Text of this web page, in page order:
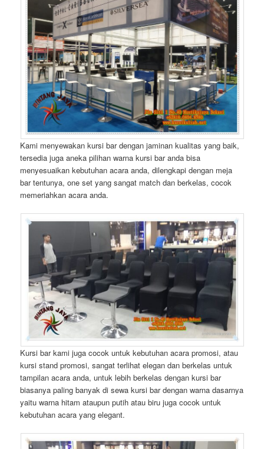
Kami menyewakan kursi bar dengan jaminan kualitas yang baik,
tersedia juga aneka pilihan warna kursi bar anda bisa
menyesuaikan kebutuhan acara anda, dilengkapi dengan meja
bar tentunya, one set yang sangat match dan berkelas, cocok
memeriahkan acara anda.
Kursi bar kami juga cocok untuk kebutuhan acara promosi, atau
kursi stand promosi, sangat terlihat elegan dan berkelas untuk
tampilan acara anda, untuk lebih berkelas dengan kursi bar
biasanya paling banyak di sewa kursi bar dengan warna dasarnya
yaitu warna hitam ataupun putih atau biru juga cocok untuk
kebutuhan acara yang elegant.